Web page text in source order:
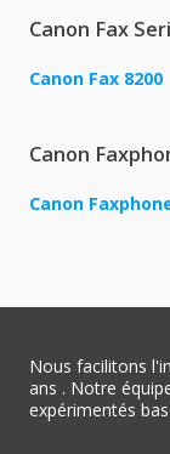
Canon Fax
Canon Fax 8200
Canon
Canon
Nous facilitons
ans . Notre
expérimentés